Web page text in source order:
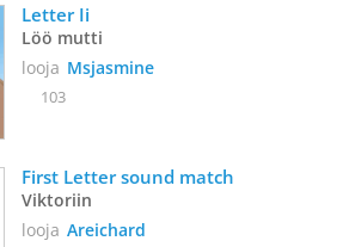
Letter Ii
Löö mutti
looja Msjasmine
103
Viktoriin
looja Areichard